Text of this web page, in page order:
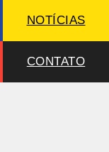
NOTÍCIAS
CONTATO